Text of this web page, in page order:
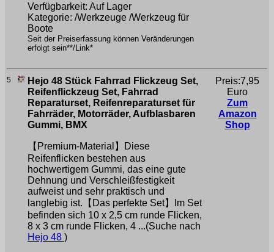
Verfügbarkeit: Auf Lager
Kategorie: /Werkzeuge /Werkzeug für
Boote
Seit der Preiserfassung können Veränderungen
erfolgt sein**/Link*
5
Hejo 48 Stück Fahrrad Flickzeug Set,
Reifenflickzeug Set, Fahrrad
Reparaturset, Reifenreparaturset für
Fahrräder, Motorräder, Aufblasbaren
Gummi, BMX
【Premium-Material】Diese
Reifenflicken bestehen aus
hochwertigem Gummi, das eine gute
Dehnung und Verschleißfestigkeit
aufweist und sehr praktisch und
langlebig ist.【Das perfekte Set】Im Set
befinden sich 10 x 2,5 cm runde Flicken,
8 x 3 cm runde Flicken, 4 ...(Suche nach
Hejo 48 )
Preis:7,95
Euro
Zum
Amazon
Shop